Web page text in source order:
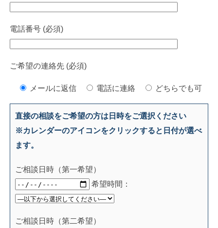
電話番号 (必須)
ご希望の連絡先 (必須)
メールに返信 電話に連絡 どちらでも可
直接の相談をご希望の方は日時をご選択ください
※カレンダーのアイコンをクリックすると日付が選べ
ます。
ご相談日時（第一希望）
希望時間：
ご相談日時（第二希望）